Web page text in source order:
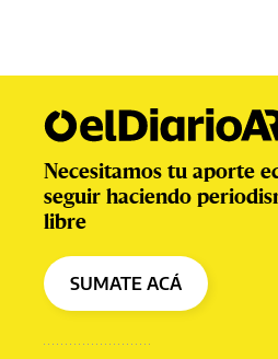
Necesitamos tu aporte
seguir haciendo
libre
SUMATE ACÁ